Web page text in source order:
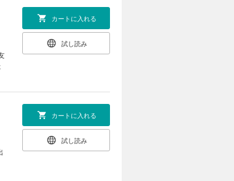
カートに入れる
試し読み
カートに入れる
試し読み